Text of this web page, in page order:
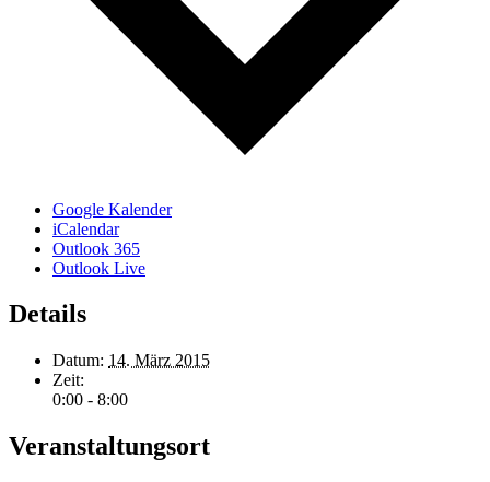
Google Kalender
iCalendar
Outlook 365
Outlook Live
Details
Datum: 14. März 2015
Zeit:
0:00 - 8:00
Veranstaltungsort